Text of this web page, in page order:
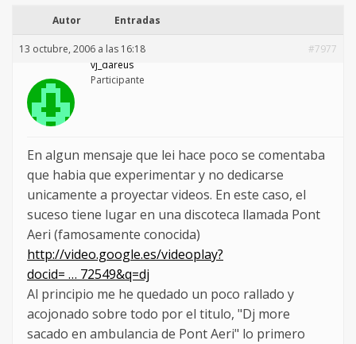
Crear Cuenta
Autor Entradas
13 octubre, 2006 a las 16:18
#7977
vj_dareus
Participante
En algun mensaje que lei hace poco se comentaba
que habia que experimentar y no dedicarse
unicamente a proyectar videos. En este caso, el
suceso tiene lugar en una discoteca llamada Pont
Aeri (famosamente conocida)
http://video.google.es/videoplay?
docid= … 72549&q=dj
Al principio me he quedado un poco rallado y
acojonado sobre todo por el titulo, "Dj more
sacado en ambulancia de Pont Aeri" lo primero